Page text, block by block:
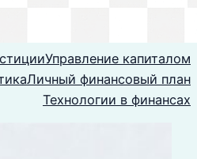
Управление капиталом
Личный финансовый план
Технологии в финансах